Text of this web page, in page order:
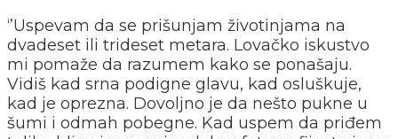
‘’Uspevam da se prišunjam životinjama na
dvadeset ili trideset metara. Lovačko iskustvo
mi pomaže da razumem kako se ponašaju.
Vidiš kad srna podigne glavu, kad osluškuje,
kad je oprezna. Dovoljno je da nešto pukne u
šumi i odmah pobegne. Kad uspem da priđem